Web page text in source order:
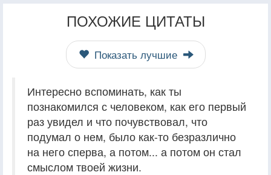
ПОХОЖИЕ ЦИТАТЫ
Показать лучшие
Интересно вспоминать, как ты
познакомился с человеком, как его первый
раз увидел и что почувствовал, что
подумал о нем, было как-то безразлично
на него сперва, а потом... а потом он стал
смыслом твоей жизни.